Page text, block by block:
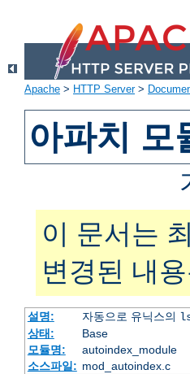
Apache > HTTP Server>
아파치
이 문서는
변경된 내
설명: 자동으로 유닉스의
상태:
Base
모듈명:
autoindex_module
소스파일: mod_autoindex.c